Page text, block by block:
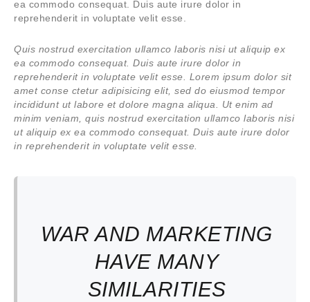
ea commodo consequat. Duis aute irure dolor in
reprehenderit in voluptate velit esse.
Quis nostrud exercitation ullamco laboris nisi ut aliquip ex
ea commodo consequat. Duis aute irure dolor in
reprehenderit in voluptate velit esse. Lorem ipsum dolor sit
amet conse ctetur adipisicing elit, sed do eiusmod tempor
incididunt ut labore et dolore magna aliqua. Ut enim ad
minim veniam, quis nostrud exercitation ullamco laboris nisi
ut aliquip ex ea commodo consequat. Duis aute irure dolor
in reprehenderit in voluptate velit esse.
WAR AND MARKETING
HAVE MANY
SIMILARITIES